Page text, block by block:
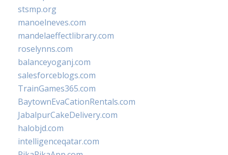
stsmp.org
manoelneves.com
mandelaeffectlibrary.com
roselynns.com
balanceyoganj.com
salesforceblogs.com
TrainGames365.com
BaytownEvaCationRentals.com
JabalpurCakeDelivery.com
halobjd.com
intelligenceqatar.com